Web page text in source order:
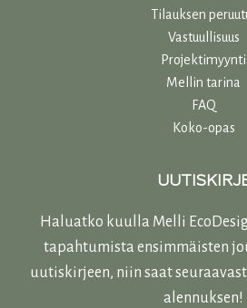
Tilauksen
Vastuullisuus
Projektimyynti
Mellin tarina
FAQ
Koko-opas
Haluatko kuulla Melli
tapahtumista ensimmäisten
uutiskirjeen, niin saat
alennuksen!